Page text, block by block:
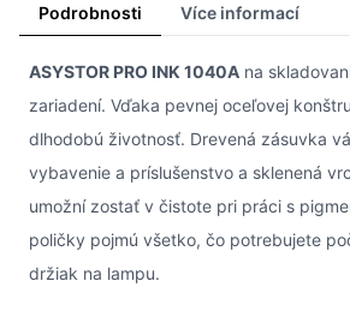
Podrobnosti Více informací
ASYSTOR PRO INK 1040A na
zariadení. Vďaka pevnej oceľovej
dlhodobú životnosť. Drevená zásuvka
vybavenie a príslušenstvo a sklenená
umožní zostať v čistote pri práci s
poličky pojmú všetko, čo potrebujete
držiak na lampu.